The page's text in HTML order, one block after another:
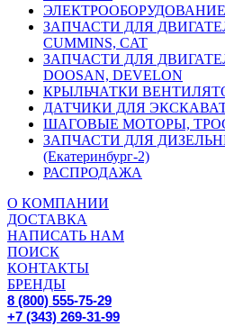
ЭЛЕКТРООБОРУДОВАНИЕ
ЗАПЧАСТИ ДЛЯ
CUMMINS, CAT
ЗАПЧАСТИ ДЛЯ
DOOSAN, DEVELON
КРЫЛЬЧАТКИ
ДАТЧИКИ ДЛЯ
ШАГОВЫЕ МОТОРЫ,
ЗАПЧАСТИ ДЛЯ
(Екатеринбург-2)
РАСПРОДАЖА
О КОМПАНИИ
ДОСТАВКА
НАПИСАТЬ НАМ
ПОИСК
КОНТАКТЫ
БРЕНДЫ
8 (800) 555-75-29
+7 (343) 269-31-99